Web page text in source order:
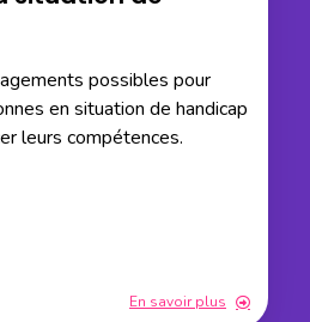
possibles pour
en situation de handicap
leurs compétences.
En savoir plus